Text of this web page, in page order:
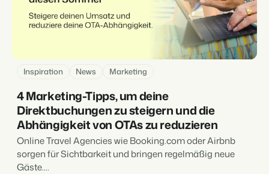
Inspiration News Marketing
4 Marketing-Tipps, um deine
Direktbuchungen zu steigern und die
Abhängigkeit von OTAs zu reduzieren
Online Travel Agencies wie Booking.com oder Airbnb
sorgen für Sichtbarkeit und bringen regelmäßig neue
Gäste....